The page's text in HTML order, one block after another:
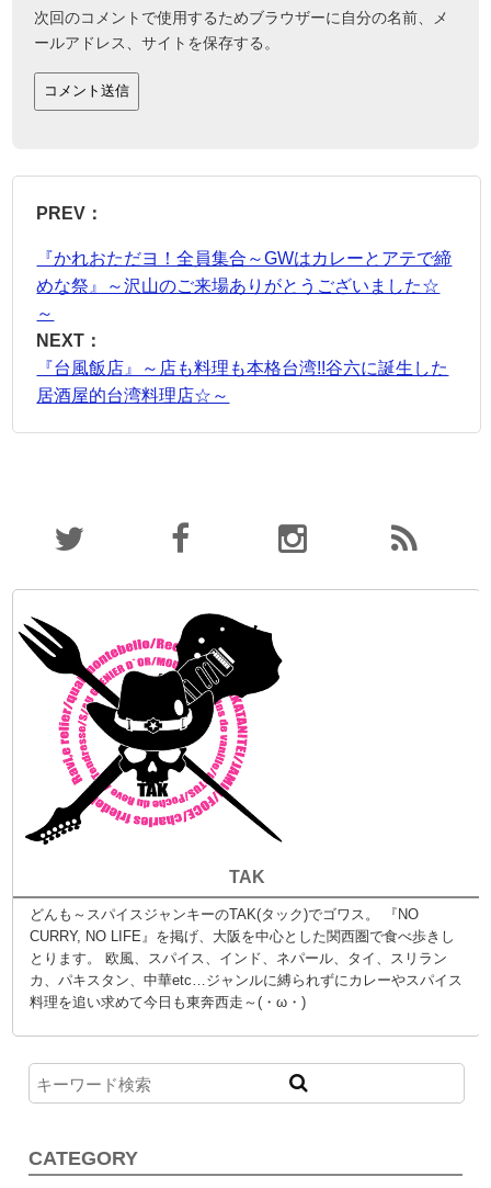
次回のコメントで使用するためブラウザーに自分の名前、メ
ールアドレス、サイトを保存する。
PREV：
『かれおただヨ！全員集合～GWはカレーとアテで締
めな祭』～沢山のご来場ありがとうございました☆
～
NEXT：
『台風飯店』～店も料理も本格台湾!!谷六に誕生した
居酒屋的台湾料理店☆～
TAK
どんも～スパイスジャンキーのTAK(タック)でゴワス。 『NO
CURRY, NO LIFE』を掲げ、大阪を中心とした関西圏で食べ歩きし
とります。 欧風、スパイス、インド、ネパール、タイ、スリラン
カ、パキスタン、中華etc…ジャンルに縛られずにカレーやスパイス
料理を追い求めて今日も東奔西走～(・ω・)
CATEGORY